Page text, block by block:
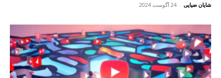
شایان ضیایی - 24 آگوست 2024